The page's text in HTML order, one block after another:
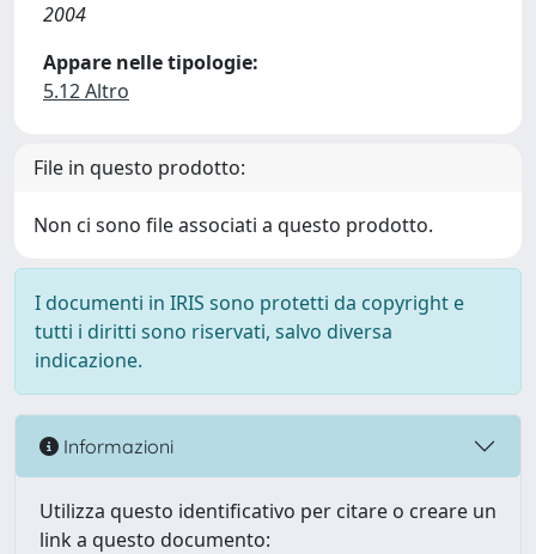
2004
Appare nelle tipologie:
5.12 Altro
File in questo prodotto:
Non ci sono file associati a questo prodotto.
I documenti in IRIS sono protetti da copyright e
tutti i diritti sono riservati, salvo diversa
indicazione.
Informazioni
Utilizza questo identificativo per citare o creare un
link a questo documento: